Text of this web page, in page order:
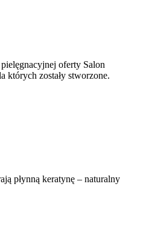
oferty Salon
których zostały stworzone.
płynną keratynę – naturalny